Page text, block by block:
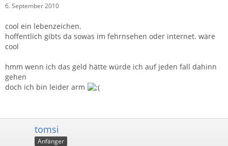
6. September 2010
cool ein lebenzeichen.
hoffentlich gibts da sowas im fehrnsehen oder internet. wäre
cool
hmm wenn ich das geld hätte würde ich auf jeden fall dahinn
gehen
doch ich bin leider arm
tomsi
Anfänger